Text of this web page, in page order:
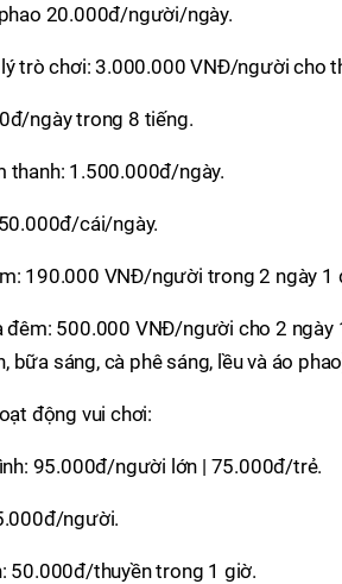
20.000đ/người/ngày.
trò chơi: 3.000.000 VNĐ/người cho
ngày trong 8 tiếng.
thanh: 1.500.000đ/ngày.
cái/ngày.
190.000 VNĐ/người trong 2 ngày
đêm: 500.000 VNĐ/người cho 2
bữa sáng, cà phê sáng, lều và áo
động vui chơi:
95.000đ/người lớn | 75.000đ/trẻ.
người.
50.000đ/thuyền trong 1 giờ.